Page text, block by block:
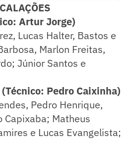
Artur Jorge)
Lucas Halter, Bastos e
Marlon Freitas,
Júnior Santos e
(Técnico: Pedro Caixinha)
Pedro Henrique,
Capixaba; Matheus
e Lucas Evangelista;